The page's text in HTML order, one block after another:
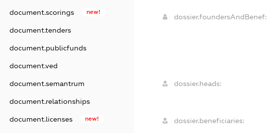
document.scorings new!
document.tenders
document.publicfunds
document.ved
document.semantrum
document.relationships
document.licenses new!
dossier.foundersAndBenef:
dossier.heads:
dossier.beneficiaries: